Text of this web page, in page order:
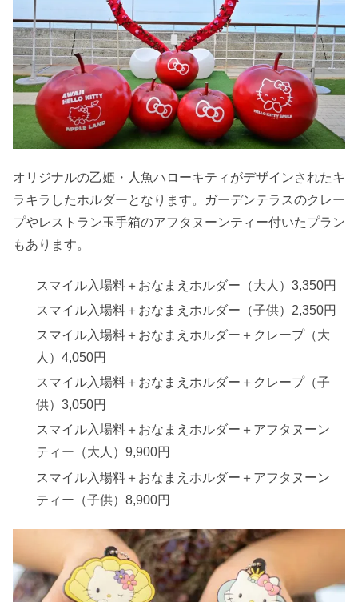
オリジナルの乙姫・人魚ハローキティがデザインされたキ
ラキラしたホルダーとなります。ガーデンテラスのクレー
プやレストラン玉手箱のアフタヌーンティー付いたプラン
もあります。
スマイル入場料＋おなまえホルダー（大人）3,350円
スマイル入場料＋おなまえホルダー（子供）2,350円
スマイル入場料＋おなまえホルダー＋クレープ（大
人）4,050円
スマイル入場料＋おなまえホルダー＋クレープ（子
供）3,050円
スマイル入場料＋おなまえホルダー＋アフタヌーン
ティー（大人）9,900円
スマイル入場料＋おなまえホルダー＋アフタヌーン
ティー（子供）8,900円